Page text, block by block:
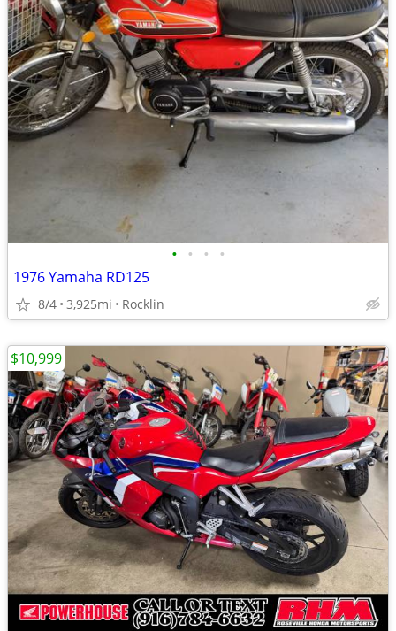
• • • •
1976 Yamaha RD125
8/4 3,925mi Rocklin
$10,999